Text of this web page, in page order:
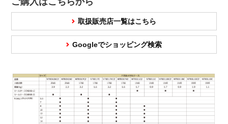
取扱販売店一覧はこちら
Googleでショッピング検索